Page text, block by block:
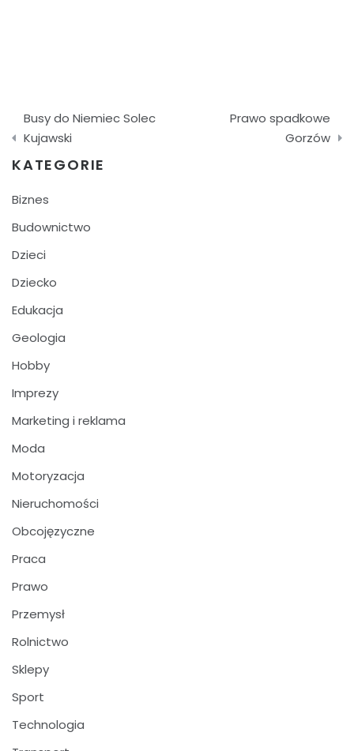
Nawigacja
wpisu
Busy do Niemiec Solec
Kujawski
Prawo spadkowe
Gorzów
KATEGORIE
Biznes
Budownictwo
Dzieci
Dziecko
Edukacja
Geologia
Hobby
Imprezy
Marketing i reklama
Moda
Motoryzacja
Nieruchomości
Obcojęzyczne
Praca
Prawo
Przemysł
Rolnictwo
Sklepy
Sport
Technologia